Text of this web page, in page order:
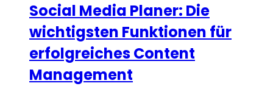
Social Media Planer: Die
wichtigsten Funktionen für
erfolgreiches Content
Management